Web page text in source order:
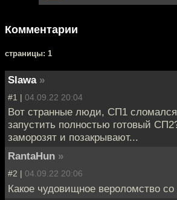
Комментарии
cтраницы: 1
Slawa »
#1 | 04.09.22 20:04
Вот странные люди, СП1
запустить полностью готовый
заморозят и позакрывают...
RantaHun »
#2 | 04.09.22 20:06
Какое чудовищное вероломство